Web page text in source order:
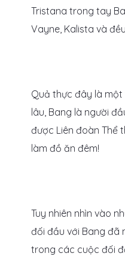
Tristana trong tay
Vayne, Kalista và
Quả thực đây là một
lâu, Bang là người
được Liên đoàn Thể
làm đồ ăn đêm!
Tuy nhiên nhìn vào
đối đầu với Bang đã
trong các cuộc đối